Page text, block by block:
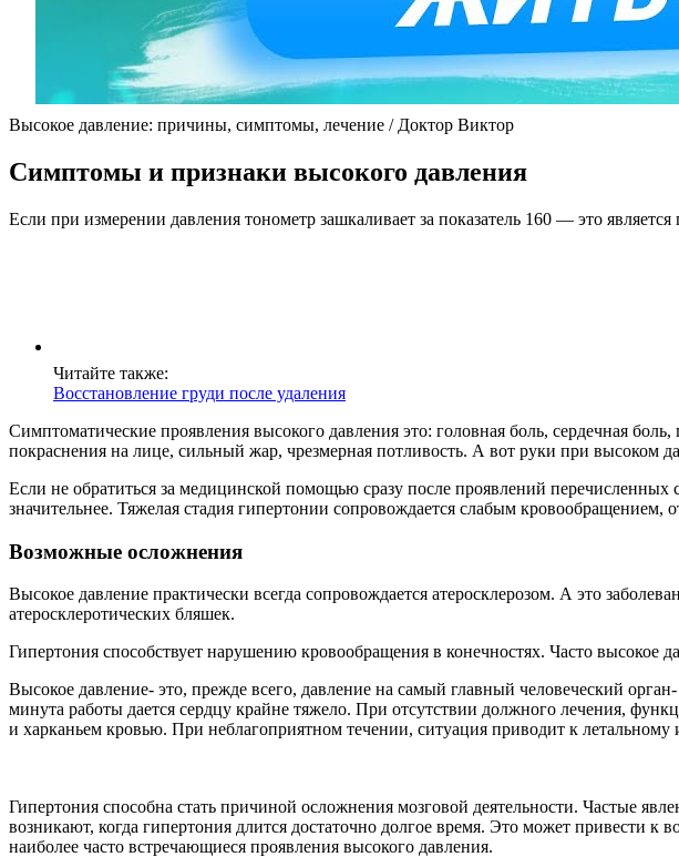
Высокое давление: причины, симптомы, лечение / Доктор Виктор
Симптомы и признаки высокого давления
Если при измерении давления тонометр зашкаливает за показатель 160 — это
Читайте также:
Восстановление груди после удаления
Симптоматические проявления высокого давления это: головная боль, сердечная
покраснения на лице, сильный жар, чрезмерная потливость. А вот руки при высоком
Если не обратиться за медицинской помощью сразу после проявлений
значительнее. Тяжелая стадия гипертонии сопровождается слабым
Возможные осложнения
Высокое давление практически всегда сопровождается атеросклерозом. А это
атеросклеротических бляшек.
Гипертония способствует нарушению кровообращения в конечностях. Часто высокое
Высокое давление- это, прежде всего, давление на самый главный человеческий
минута работы дается сердцу крайне тяжело. При отсутствии должного лечения,
и харканьем кровью. При неблагоприятном течении, ситуация приводит к летальному
Гипертония способна стать причиной осложнения мозговой деятельности. Частые
возникают, когда гипертония длится достаточно долгое время. Это может привести
наиболее часто встречающиеся проявления высокого давления.